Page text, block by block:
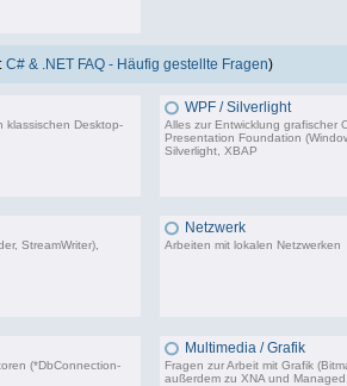
C# & .NET FAQ - Häufig gestellte Fragen)
klassischen Desktop-
WPF / Silverlight
Alles zur Entwicklung grafischer
Presentation Foundation
Silverlight, XBAP
StreamWriter),
Netzwerk
Arbeiten mit lokalen Netzwerken
(*DbConnection-
Multimedia / Grafik
Fragen zur Arbeit mit Grafik
außerdem zu XNA und Managed